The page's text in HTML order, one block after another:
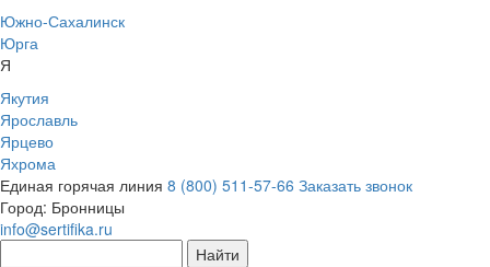
Южно-Сахалинск
Юрга
Я
Якутия
Ярославль
Ярцево
Яхрома
Единая горячая линия 8 (800) 511-57-66 Заказать звонок
Город: Бронницы
info@sertifika.ru